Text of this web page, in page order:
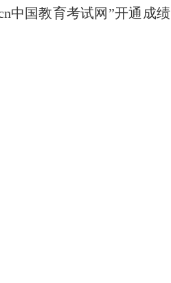
中国教育考试网”开通成绩